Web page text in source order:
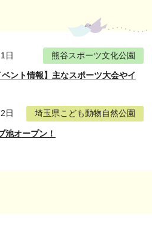
日 熊谷スポーツ文化公園
ント情報】主なスポーツ大会やイ
日 埼玉県こども動物自然公園
池オープン！